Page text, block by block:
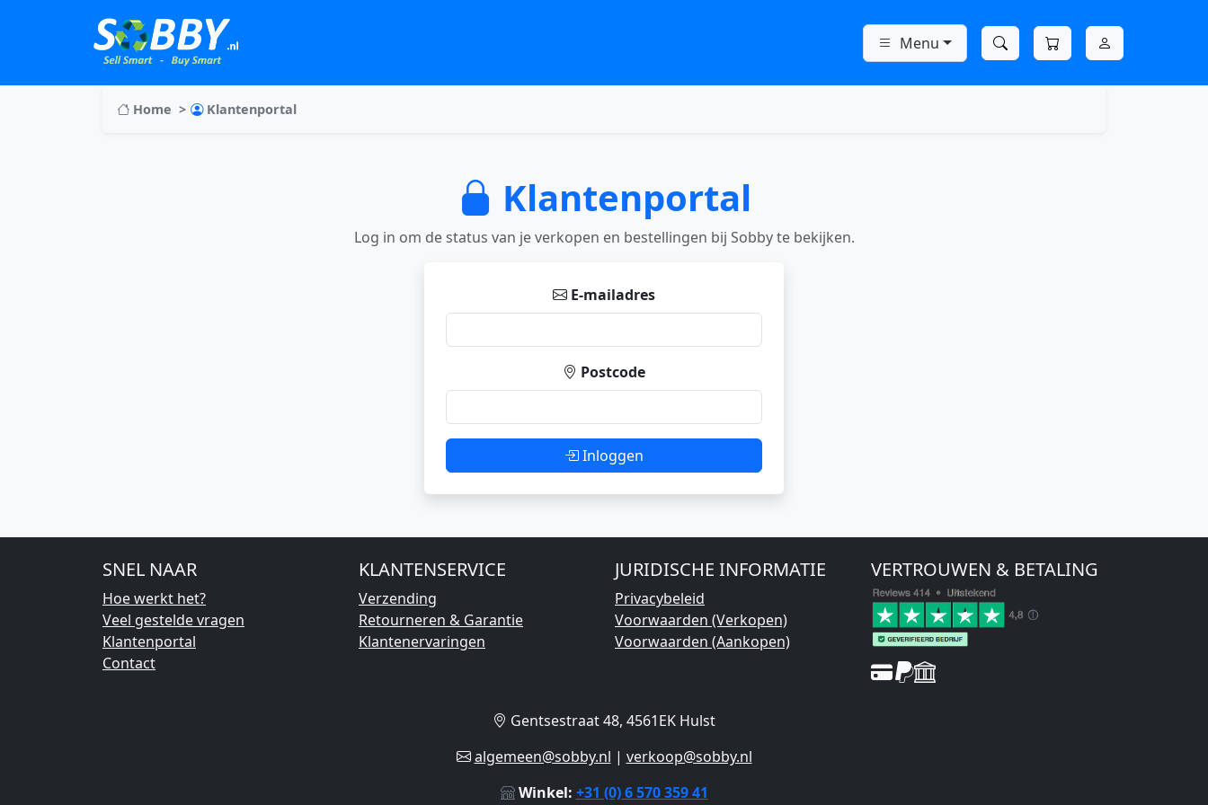
Menu
Home Klantenportal
Klantenportal
Log in om de status van je verkopen en bestellingen bij Sobby te bekijken.
E-mailadres
Postcode
Inloggen
SNEL NAAR
Hoe werkt het?
Veel gestelde vragen
Klantenportal
Contact
KLANTENSERVICE
Verzending
Retourneren & Garantie
Klantenervaringen
JURIDISCHE INFORMATIE
Privacybeleid
Voorwaarden (Verkopen)
Voorwaarden (Aankopen)
VERTROUWEN & BETALING
Gentsestraat 48, 4561EK Hulst
algemeen@sobby.nl | verkoop@sobby.nl
Winkel: +31 (0) 6 570 359 41